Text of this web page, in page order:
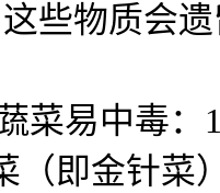
些物质会
菜易中毒：
（即金针菜